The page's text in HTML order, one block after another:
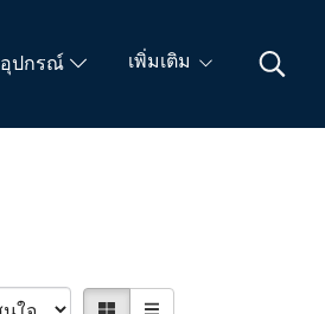
อุปกรณ์ เพิ่มเติม